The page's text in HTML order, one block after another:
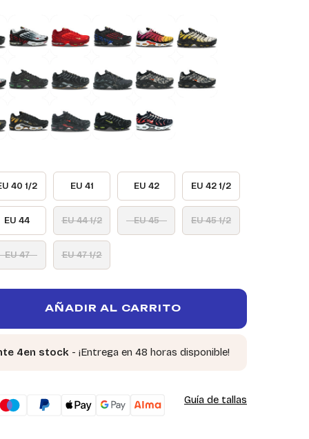
40 1/2 EU 41 EU 42 EU 42 1/2
EU 44 EU 44 1/2 EU 45 EU 45 1/2
EU 47 EU 47 1/2
AÑADIR AL CARRITO
4en stock - ¡Entrega en 48 horas disponible!
Guía de tallas